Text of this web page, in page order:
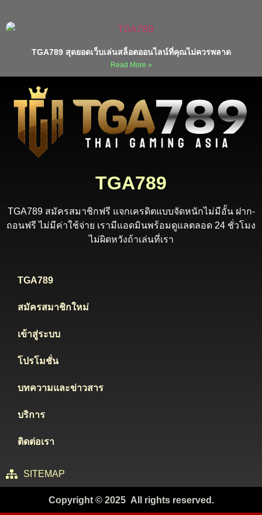
TGA789 สุดยอดเว็บเล่นสล็อตออนไลน์ที่คุณไม่ควรพลาด
Read More »
TGA789
TGA789 สมัครสมาชิกฟรี แจกเครดิตแบบจัดหนักไม่มีอั้น ฝาก-
ถอนฟรี ไม่มีค่าใช้จ่าย เรามีแอดมินพร้อมดูแลตลอด 24 ชั่วโมง
ไม่ผิดหวังถ้าเล่นที่เรา
TGA789
สมัครสมาชิกใหม่
เข้าสู่ระบบ
โปรโมชั่น
บทความและข่าวสาร
บริการ
ติดต่อเรา
SITEMAP
Copyright © 2025 All rights reserved.